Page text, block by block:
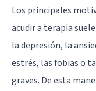
Los principales
acudir a terapia
la depresión, la
estrés, las fobias o
graves. De esta